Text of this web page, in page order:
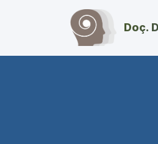
Doç.